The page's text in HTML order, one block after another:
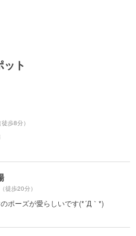
ト
（徒歩8分）
（徒歩20分）
ポーズが愛らしいです(*´Д｀*)